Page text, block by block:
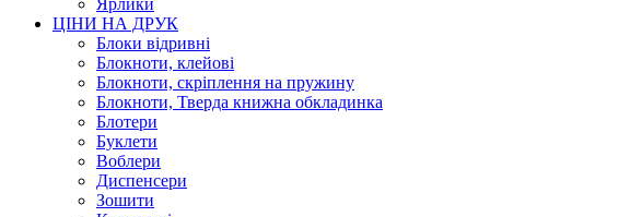
Ярлики
ЦІНИ НА ДРУК
Блоки відривні
Блокноти, клейові
Блокноти, скріплення на пружину
Блокноти, Тверда книжна обкладинка
Блотери
Буклети
Воблери
Диспенсери
Зошити